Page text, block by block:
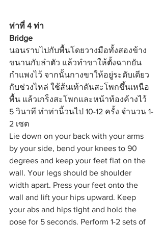
ท่าที่ 4 ท่า
Bridge
นอนราบไปกับพื้นโดยวางมือทั้งสองข้าง
ขนานกับลำตัว แล้วทำขาให้ตั้งฉากยัน
กำแพงไว้ จากนั้นกางขาให้อยู่ระดับเดียว
กับช่วงไหล่ ใช้ส้นเท้าดันสะโพกขึ้นเหนือ
พื้น แล้วเกร็งสะโพกและหน้าท้องค้างไว้
5 วินาที ทำท่านี้วนไป 10-12 ครั้ง จำนวน 1-
2 เซต
Lie down on your back with your arms
by your side, bend your knees to 90
degrees and keep your feet flat on the
wall. Your legs should be shoulder
width apart. Press your feet onto the
wall and lift your hips upward. Keep
your abs and hips tight and hold the
pose for 5 seconds. Perform 1-2 sets of